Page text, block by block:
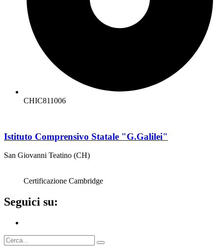
CHIC811006
Istituto Comprensivo Statale "G.Galilei"
San Giovanni Teatino (CH)
Certificazione Cambridge
Seguici su: